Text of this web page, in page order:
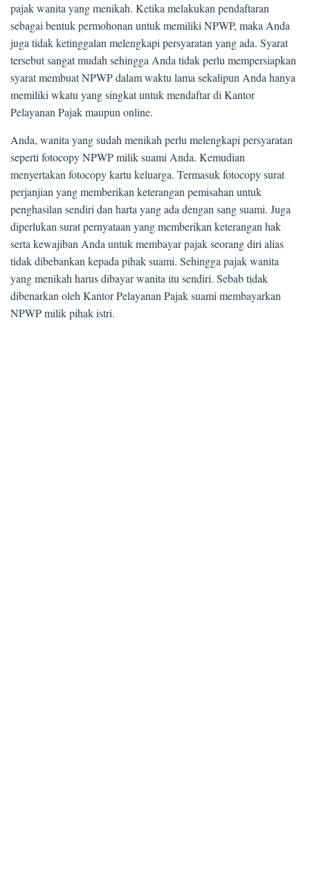
pajak wanita yang menikah. Ketika melakukan pendaftaran
sebagai bentuk permohonan untuk memiliki NPWP, maka Anda
juga tidak ketinggalan melengkapi persyaratan yang ada. Syarat
tersebut sangat mudah sehingga Anda tidak perlu mempersiapkan
syarat membuat NPWP dalam waktu lama sekalipun Anda hanya
memiliki wkatu yang singkat untuk mendaftar di Kantor
Pelayanan Pajak maupun online.
Anda, wanita yang sudah menikah perlu melengkapi persyaratan
seperti fotocopy NPWP milik suami Anda. Kemudian
menyertakan fotocopy kartu keluarga. Termasuk fotocopy surat
perjanjian yang memberikan keterangan pemisahan untuk
penghasilan sendiri dan harta yang ada dengan sang suami. Juga
diperlukan surat pernyataan yang memberikan keterangan hak
serta kewajiban Anda untuk membayar pajak seorang diri alias
tidak dibebankan kepada pihak suami. Sehingga pajak wanita
yang menikah harus dibayar wanita itu sendiri. Sebab tidak
dibenarkan oleh Kantor Pelayanan Pajak suami membayarkan
NPWP milik pihak istri.